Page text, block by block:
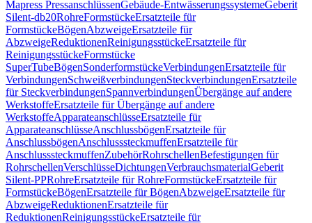
Mapress PressanschlüssenGebäude-EntwässerungssystemeGeberit
Silent-db20RohreFormstückeErsatzteile für
FormstückeBögenAbzweigeErsatzteile für
AbzweigeReduktionenReinigungsstückeErsatzteile für
ReinigungsstückeFormstücke
SuperTubeBögenSonderformstückeVerbindungenErsatzteile für
VerbindungenSchweißverbindungenSteckverbindungenErsatzteile
für SteckverbindungenSpannverbindungenÜbergänge auf andere
WerkstoffeErsatzteile für Übergänge auf andere
WerkstoffeApparateanschlüsseErsatzteile für
ApparateanschlüsseAnschlussbögenErsatzteile für
AnschlussbögenAnschlusssteckmuffenErsatzteile für
AnschlusssteckmuffenZubehörRohrschellenBefestigungen für
RohrschellenVerschlüsseDichtungenVerbrauchsmaterialGeberit
Silent-PPRohreErsatzteile für RohreFormstückeErsatzteile für
FormstückeBögenErsatzteile für BögenAbzweigeErsatzteile für
AbzweigeReduktionenErsatzteile für
ReduktionenReinigungsstückeErsatzteile für